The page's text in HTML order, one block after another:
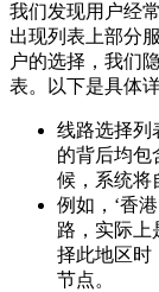
我们发现用户经
出现列表上部分
户的选择，我们
表。以下是具体详
线路选择列
的背后均包
候，系统将
例如，‘香
路，实际上
择此地区时
节点。